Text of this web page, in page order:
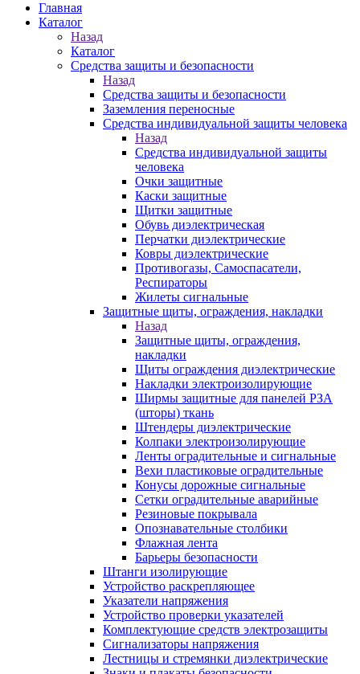
Главная
Каталог
Назад
Каталог
Средства защиты и безопасности
Назад
Средства защиты и безопасности
Заземления переносные
Средства индивидуальной защиты человека
Назад
Средства индивидуальной защиты
человека
Очки защитные
Каски защитные
Щитки защитные
Обувь диэлектрическая
Перчатки диэлектрические
Ковры диэлектрические
Противогазы, Самоспасатели,
Респираторы
Жилеты сигнальные
Защитные щиты, ограждения, накладки
Назад
Защитные щиты, ограждения,
накладки
Щиты ограждения диэлектрические
Накладки электроизолирующие
Ширмы защитные для панелей РЗА
(шторы) ткань
Штендеры диэлектрические
Колпаки электроизолирующие
Ленты оградительные и сигнальные
Вехи пластиковые оградительные
Конусы дорожные сигнальные
Сетки оградительные аварийные
Резиновые покрывала
Опознавательные столбики
Флажная лента
Барьеры безопасности
Штанги изолирующие
Устройство раскрепляющее
Указатели напряжения
Устройство проверки указателей
Комплектующие средств электрозащиты
Сигнализаторы напряжения
Лестницы и стремянки диэлектрические